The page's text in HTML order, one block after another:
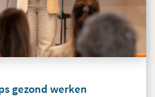
gezond werken